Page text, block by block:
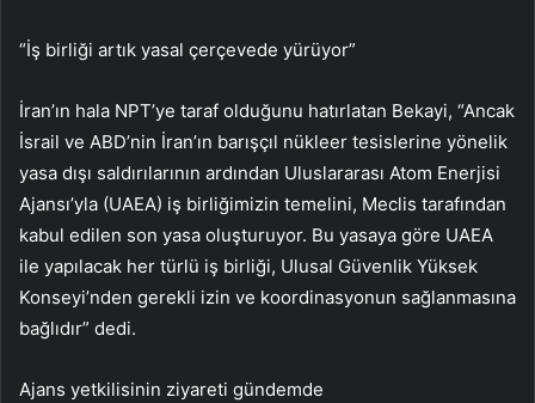
“İş birliği artık yasal çerçevede yürüyor”
İran’ın hala NPT’ye taraf olduğunu hatırlatan Bekayi, “Ancak
İsrail ve ABD’nin İran’ın barışçıl nükleer tesislerine yönelik
yasa dışı saldırılarının ardından Uluslararası Atom Enerjisi
Ajansı’yla (UAEA) iş birliğimizin temelini, Meclis tarafından
kabul edilen son yasa oluşturuyor. Bu yasaya göre UAEA
ile yapılacak her türlü iş birliği, Ulusal Güvenlik Yüksek
Konseyi’nden gerekli izin ve koordinasyonun sağlanmasına
bağlıdır” dedi.
Ajans yetkilisinin ziyareti gündemde